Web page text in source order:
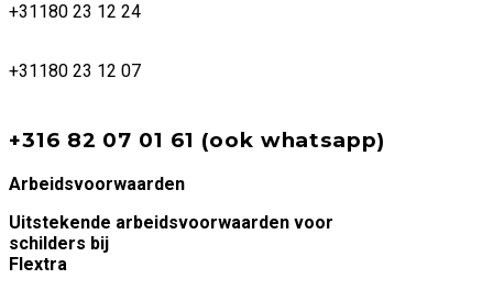
+31180 23 12 24
+31180 23 12 07
+316 82 07 01 61 (ook whatsapp)
Arbeidsvoorwaarden
Uitstekende arbeidsvoorwaarden voor
schilders bij
Flextra